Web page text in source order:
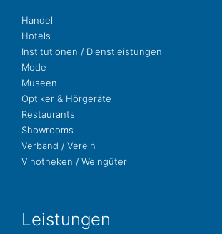
Handel
Hotels
Insti­tu­tio­nen / Dienstleistungen
Mode
Museen
Opti­ker & Hörgeräte
Restau­rants
Show­rooms
Ver­band / Verein
Vino­the­ken / Weingüter
Leis­tun­gen